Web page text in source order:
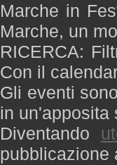
Marche in
Marche, un
RICERCA:
Con il
Gli eventi
in un'apposita
Diventando
pubblicazione